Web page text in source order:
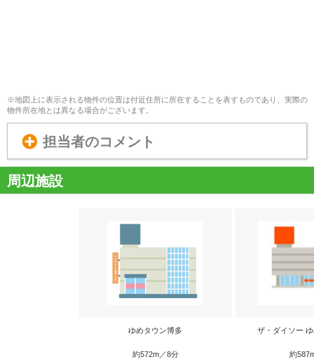
※地図上に表示される物件の位置は付近住所に所在することを表すものであり、実際の
物件所在地とは異なる場合がございます。
担当者のコメント
周辺施設
ゆめタウン博多
約572m／8分
ザ・ダイソー
約